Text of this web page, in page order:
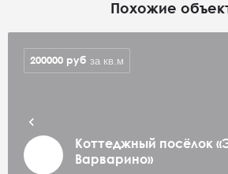
Похожие
Коттеджный посёлок
Варварино»
200000 руб за кв.м